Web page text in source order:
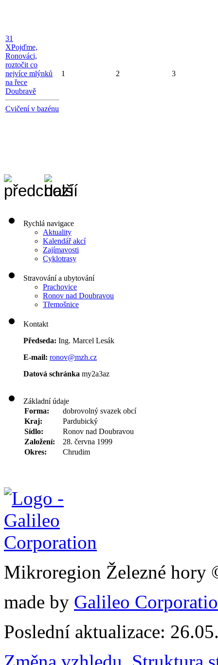
31
XPojďme,
Ronováci,
roztočit co
nejvíce mlýnků
na řece
Doubravě
Cvičení v bazénu
1 2 3
Rychlá navigace
Aktuality
Kalendář akcí
Zajímavosti
Cyklotrasy
Stravování a ubytování
Prachovice
Ronov nad Doubravou
Třemošnice
Kontakt
Předseda: Ing. Marcel Lesák
E-mail: ronov@mzh.cz
Datová schránka my2a3az
Základní údaje
Forma:
dobrovolný svazek obcí
Kraj:
Pardubický
Sídlo:
Ronov nad Doubravou
Založení:
28. června 1999
Okres:
Chrudim
Mikroregion Železné hory
made by Galileo
Poslední aktualizace: